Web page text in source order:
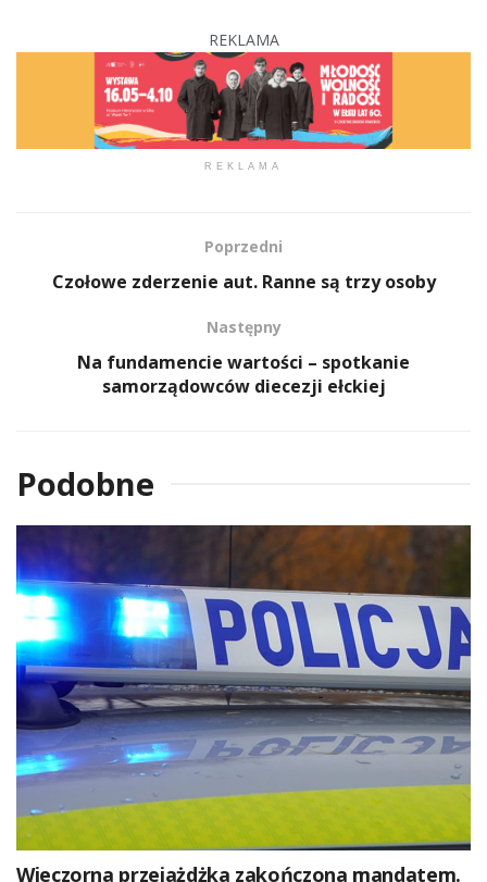
REKLAMA
REKLAMA
Poprzedni
Czołowe zderzenie aut. Ranne są trzy osoby
Następny
Na fundamencie wartości – spotkanie
samorządowców diecezji ełckiej
Podobne
Wieczorna przejażdżka zakończona mandatem.